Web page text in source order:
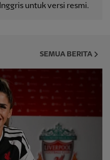
untuk versi resmi.
SEMUA BERITA